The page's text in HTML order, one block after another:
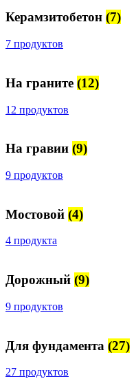
Керамзитобетон (7)
7 продуктов
На граните (12)
12 продуктов
На гравии (9)
9 продуктов
Мостовой (4)
4 продукта
Дорожный (9)
9 продуктов
Для фундамента (27)
27 продуктов